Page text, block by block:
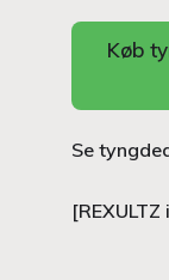
Køb
Se